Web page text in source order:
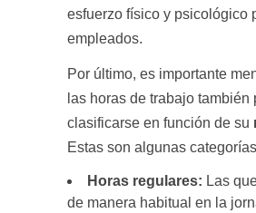
esfuerzo físico y psicológico
empleados.
Por último, es importante
las horas de trabajo también
clasificarse en función de su
Estas son algunas
Horas regulares: Las
de manera habitual en la